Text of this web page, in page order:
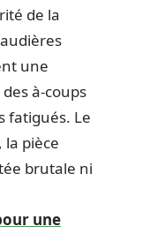
de la
une
à-coups
fatigués. Le
pièce
brutale ni
une